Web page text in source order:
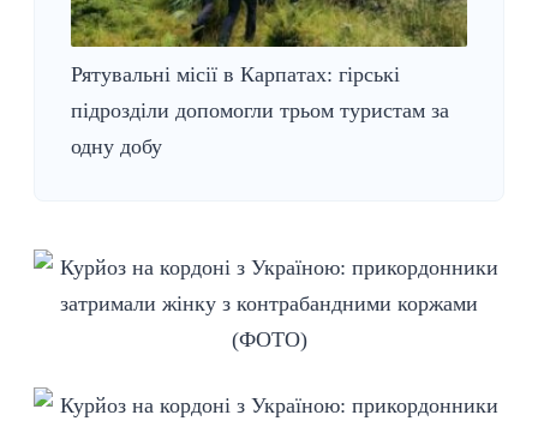
Рятувальні місії в Карпатах: гірські
підрозділи допомогли трьом туристам за
одну добу